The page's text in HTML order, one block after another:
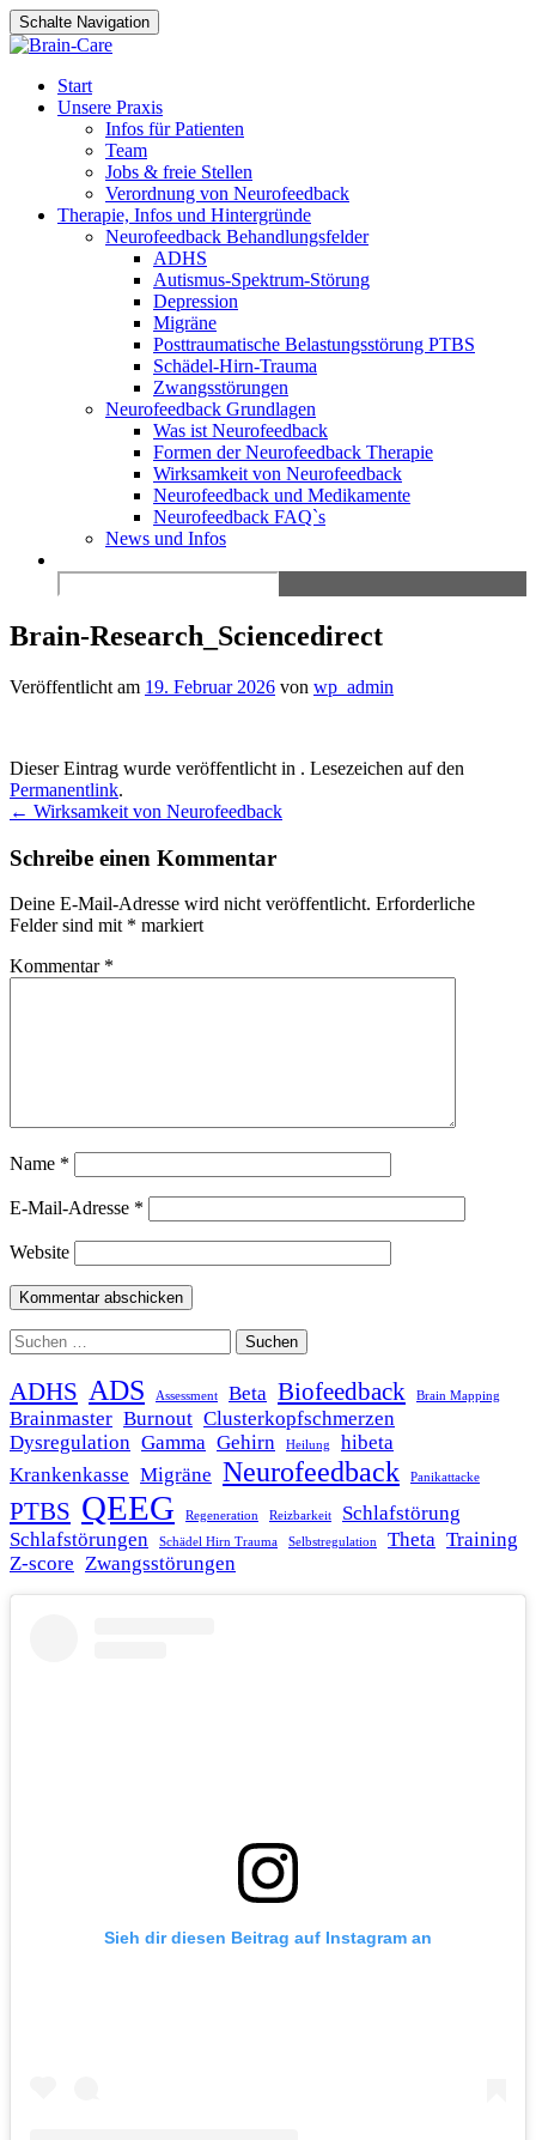
Schalte Navigation
Zum
Inhalt
Start
Unsere Praxis
Infos für Patienten
Team
Jobs & freie Stellen
Verordnung von Neurofeedback
Therapie, Infos und Hintergründe
Neurofeedback Behandlungsfelder
ADHS
Autismus-Spektrum-Störung
Depression
Migräne
Posttraumatische Belastungsstörung PTBS
Schädel-Hirn-Trauma
Zwangsstörungen
Neurofeedback Grundlagen
Was ist Neurofeedback
Formen der Neurofeedback Therapie
Wirksamkeit von Neurofeedback
Neurofeedback und Medikamente
Neurofeedback FAQ`s
News und Infos
Search
for:
Brain-Research_Sciencedirect
Veröffentlicht am 19. Februar 2026 von wp_admin
Dieser Eintrag wurde veröffentlicht in . Lesezeichen auf den
Permanentlink.
Beitragsnavigation
← Wirksamkeit von Neurofeedback
Schreibe einen Kommentar
Deine E-Mail-Adresse wird nicht veröffentlicht. Erforderliche
Felder sind mit * markiert
Kommentar *
Name *
E-Mail-Adresse *
Website
Suchen
nach:
ADHS ADS Assessment Beta Biofeedback Brain Mapping
Brainmaster Burnout Clusterkopfschmerzen
Dysregulation Gamma Gehirn Heilung
hibeta
Krankenkasse Migräne Neurofeedback Panikattacke
PTBS QEEG Regeneration Reizbarkeit
Schlafstörung
Schlafstörungen
Schädel Hirn Trauma Selbstregulation Theta Training
Z-score Zwangsstörungen
Sieh dir diesen Beitrag auf Instagram an
Dein neuer Job als
Neurofeedback
Therapeut*in bei Brain-
Care